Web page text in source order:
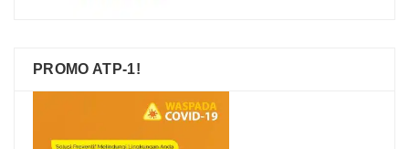
PROMO ATP-1!